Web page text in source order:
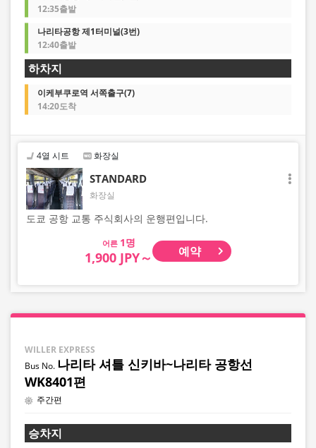
12:35출발
나리타공항 제1터미널(3번)
12:40출발
하차지
이케부쿠로역 서쪽출구(7)
14:20도착
4열 시트 화장실
STANDARD
화장실
도쿄 공항 교통 주식회사의 운행편입니다.
어른
1,900 JPY～ 예약
WILLER EXPRESS
나리타 셔틀 신키바~나리타 공항선
WK8401편
주간편
승차지